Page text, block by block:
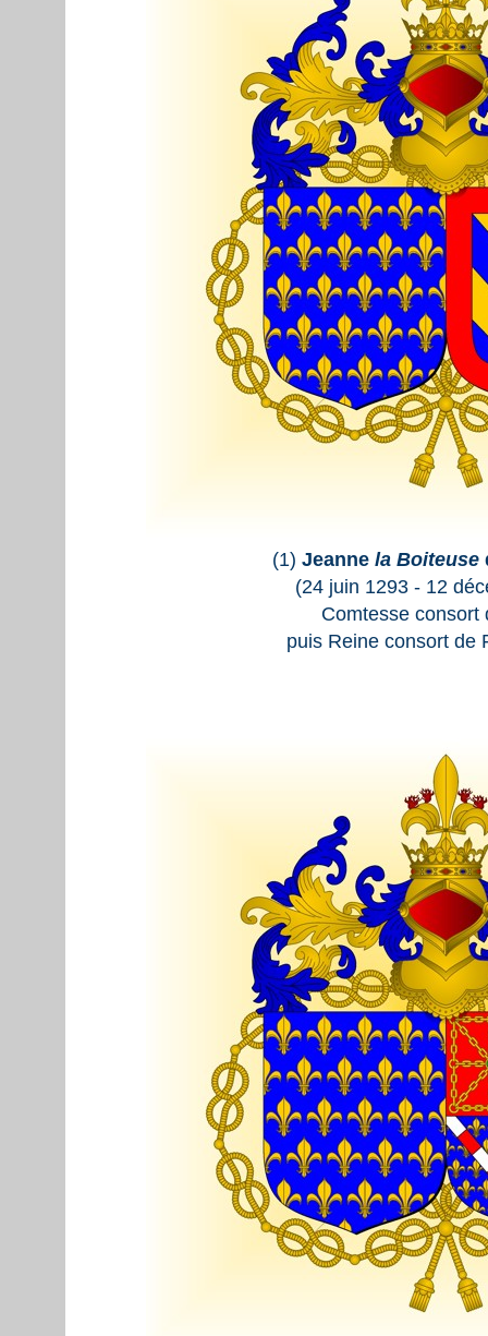
(1)Jeannela Boiteuse
(24 juin 1293 - 12
Comtesse consort
puis Reine consort de